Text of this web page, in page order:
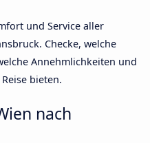
und Service aller
Checke, welche
Annehmlichkeiten und
bieten.
nach